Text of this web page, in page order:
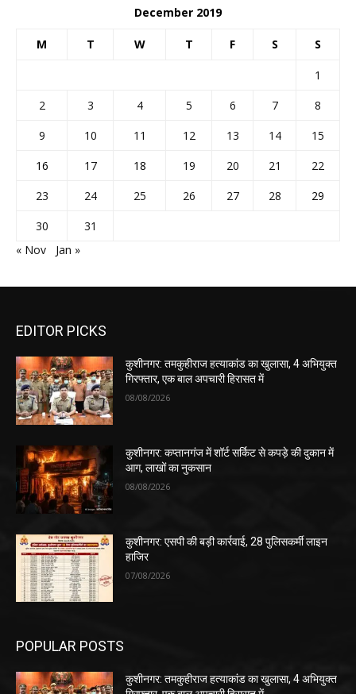
December 2019
M T W T F S S
1
2
3 4 5 6 7
8
9
10 11 12 13 14
15
16
17 18 19 20 21
22
23
24 25 26 27 28
29
30
31
« Nov
Jan »
EDITOR PICKS
कुशीनगर: तमकुहीराज हत्याकांड का खुलासा, 4 अभियुक्त
गिरफ्तार, एक बाल अपचारी हिरासत में
08/08/2026
कुशीनगर: कप्तानगंज में शॉर्ट सर्किट से कपड़े की दुकान में
आग, लाखों का नुकसान
08/08/2026
कुशीनगर: एसपी की बड़ी कार्रवाई, 28 पुलिसकर्मी लाइन
हाजिर
07/08/2026
POPULAR POSTS
कुशीनगर: तमकुहीराज हत्याकांड का खुलासा, 4 अभियुक्त